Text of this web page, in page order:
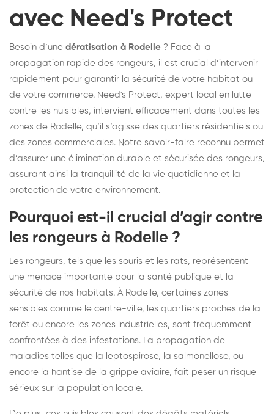
avec Need's Protect
Besoin d’une dératisation à Rodelle ? Face à la
propagation rapide des rongeurs, il est crucial d’intervenir
rapidement pour garantir la sécurité de votre habitat ou
de votre commerce. Need's Protect, expert local en lutte
contre les nuisibles, intervient efficacement dans toutes les
zones de Rodelle, qu’il s’agisse des quartiers résidentiels ou
des zones commerciales. Notre savoir-faire reconnu permet
d’assurer une élimination durable et sécurisée des rongeurs,
assurant ainsi la tranquillité de la vie quotidienne et la
protection de votre environnement.
Pourquoi est-il crucial d’agir contre
les rongeurs à Rodelle ?
Les rongeurs, tels que les souris et les rats, représentent
une menace importante pour la santé publique et la
sécurité de nos habitats. À Rodelle, certaines zones
sensibles comme le centre-ville, les quartiers proches de la
forêt ou encore les zones industrielles, sont fréquemment
confrontées à des infestations. La propagation de
maladies telles que la leptospirose, la salmonellose, ou
encore la hantise de la grippe aviaire, fait peser un risque
sérieux sur la population locale.